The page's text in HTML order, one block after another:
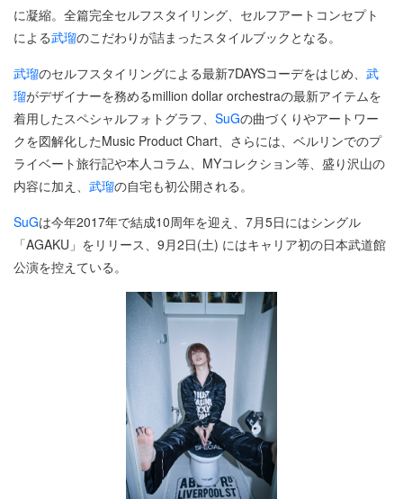
に凝縮。全篇完全セルフスタイリング、セルフアートコンセプト
による武瑠のこだわりが詰まったスタイルブックとなる。
武瑠のセルフスタイリングによる最新7DAYSコーデをはじめ、 武
瑠がデザイナーを務めるmillion dollar orchestraの最新アイテムを
着用したスペシャルフォトグラフ、 SuGの曲づくりやアートワー
クを図解化したMusic Product Chart、さらには、ベルリンでのプ
ライベート旅行記や本人コラム、MYコレクション等、盛り沢山の
内容に加え、 武瑠の自宅も初公開される。
SuGは今年2017年で結成10周年を迎え、7月5日にはシングル
「AGAKU」をリリース、9月2日(土) にはキャリア初の日本武道館
公演を控えている。